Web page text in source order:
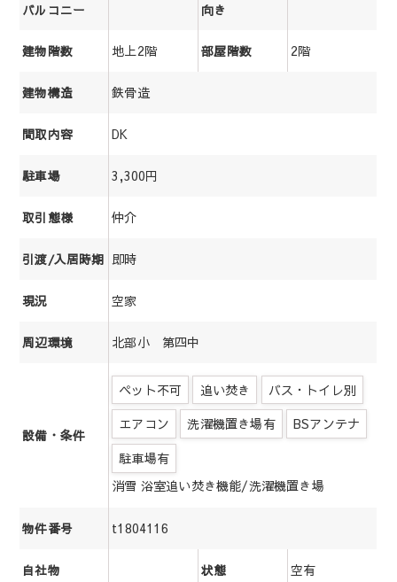
バルコニー 向き
建物階数 地上2階 部屋階数 2階
建物構造 鉄骨造
間取内容 DK
駐車場 3,300円
取引態様 仲介
引渡/入居時期 即時
現況 空家
周辺環境 北部小 第四中
設備・条件
ペット不可 追い焚き
バス・トイレ別
エアコン
洗濯機置き場有
BSアンテナ
駐車場有
消雪 浴室追い焚き機能/洗濯機置き場
物件番号 t1804116
自社物 状態 空有